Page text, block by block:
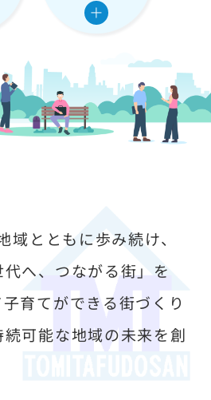
とともに歩み続け、
代へ、つながる街」を
育てができる街づくり
可能な地域の未来を創